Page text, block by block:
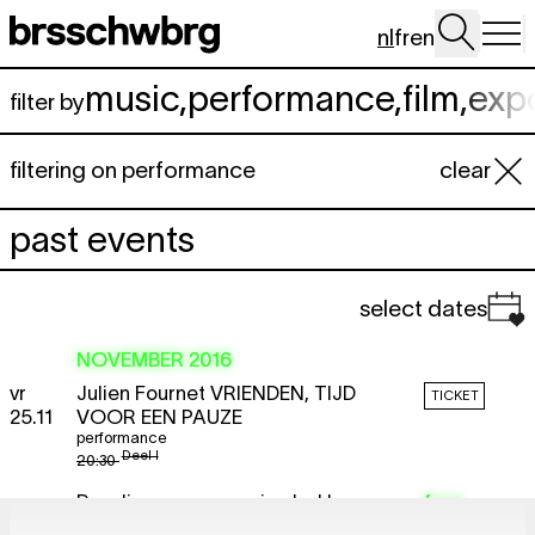
Spring naar hoofdinhoud
nlfren
filter bymusic,performance,film,
filtering on performance clear
past events
select dates
NOVEMBER 2016
vr
25.11
Julien Fournet VRIENDEN, TIJD
VOOR EEN PAUZE
20:30Deel I
performance
TICKET
Reading group session led by
free